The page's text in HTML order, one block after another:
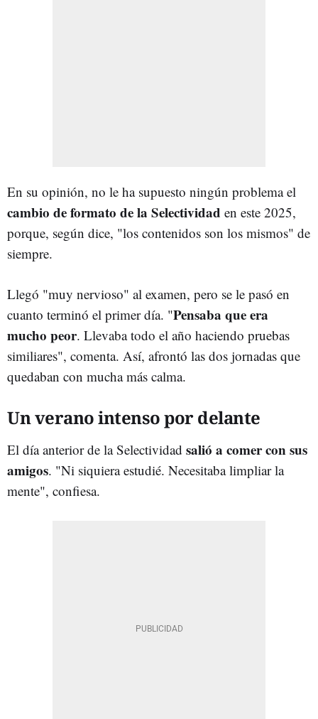
En su opinión, no le ha supuesto ningún problema el
cambio de formato de la Selectividad en este 2025,
porque, según dice, "los contenidos son los mismos" de
siempre.
Llegó "muy nervioso" al examen, pero se le pasó en
cuanto terminó el primer día. "Pensaba que era
mucho peor. Llevaba todo el año haciendo pruebas
similiares", comenta. Así, afrontó las dos jornadas que
quedaban con mucha más calma.
Un verano intenso por delante
El día anterior de la Selectividad salió a comer con sus
amigos. "Ni siquiera estudié. Necesitaba limpliar la
mente", confiesa.